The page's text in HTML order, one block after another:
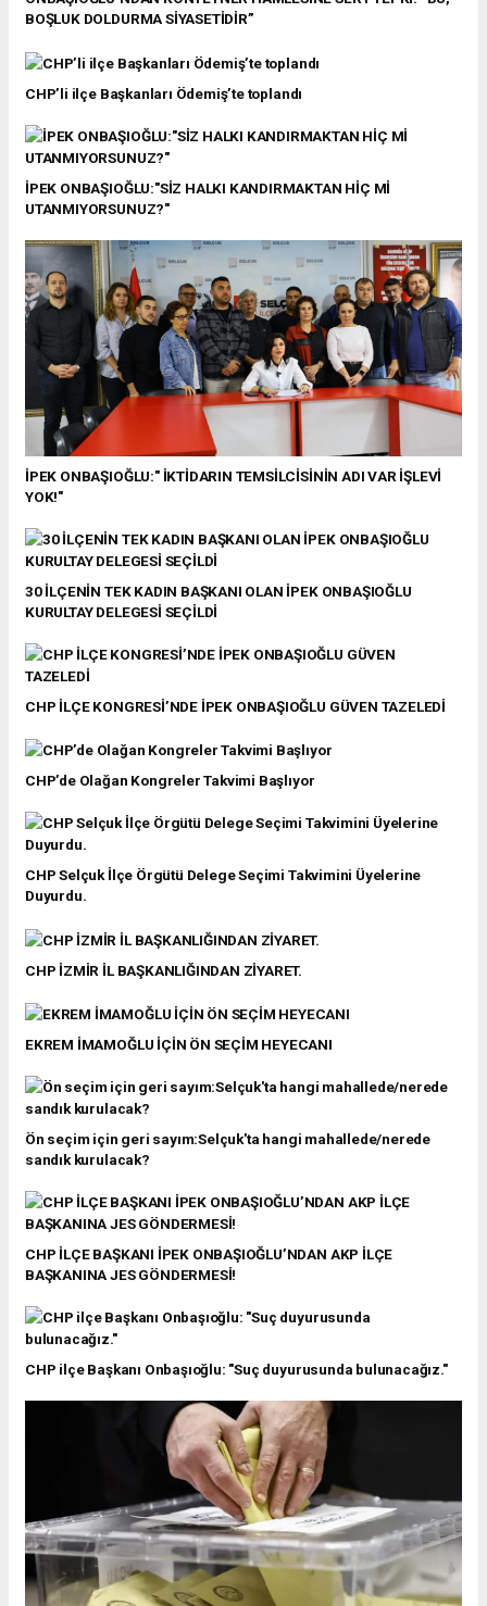
BOŞLUK DOLDURMA SİYASETİDİR”
CHP’li ilçe Başkanları Ödemiş’te toplandı
İPEK ONBAŞIOĞLU:"SİZ HALKI KANDIRMAKTAN HİÇ Mİ
UTANMIYORSUNUZ?"
İPEK ONBAŞIOĞLU:" İKTİDARIN TEMSİLCİSİNİN ADI VAR İŞLEVİ
YOK!"
30 İLÇENİN TEK KADIN BAŞKANI OLAN İPEK ONBAŞIOĞLU
KURULTAY DELEGESİ SEÇİLDİ
CHP İLÇE KONGRESİ’NDE İPEK ONBAŞIOĞLU GÜVEN TAZELEDİ
CHP’de Olağan Kongreler Takvimi Başlıyor
CHP Selçuk İlçe Örgütü Delege Seçimi Takvimini Üyelerine
Duyurdu.
CHP İZMİR İL BAŞKANLIĞINDAN ZİYARET.
EKREM İMAMOĞLU İÇİN ÖN SEÇİM HEYECANI
Ön seçim için geri sayım:Selçuk'ta hangi mahallede/nerede
sandık kurulacak?
CHP İLÇE BAŞKANI İPEK ONBAŞIOĞLU’NDAN AKP İLÇE
BAŞKANINA JES GÖNDERMESİ!
CHP ilçe Başkanı Onbaşıoğlu: "Suç duyurusunda bulunacağız."